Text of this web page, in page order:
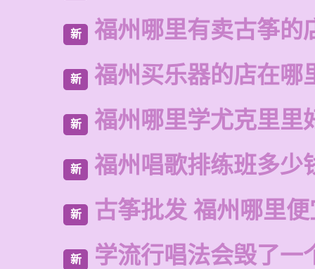
新 福州哪里有卖古筝的
新 福州买乐器的店在哪
新 福州哪里学尤克里里
新 福州唱歌排练班多少
新 古筝批发 福州哪里
新 学流行唱法会毁了一